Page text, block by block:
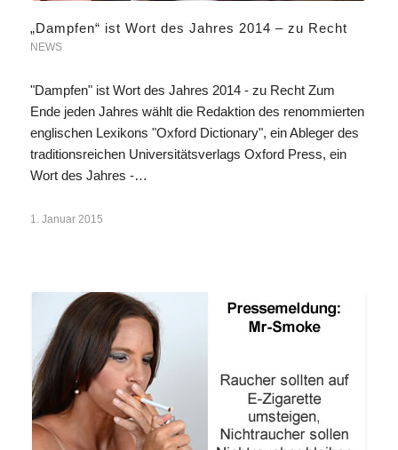
„Dampfen“ ist Wort des Jahres 2014 – zu Recht
NEWS
"Dampfen" ist Wort des Jahres 2014 - zu Recht Zum
Ende jeden Jahres wählt die Redaktion des renommierten
englischen Lexikons "Oxford Dictionary", ein Ableger des
traditionsreichen Universitätsverlags Oxford Press, ein
Wort des Jahres -…
1. Januar 2015